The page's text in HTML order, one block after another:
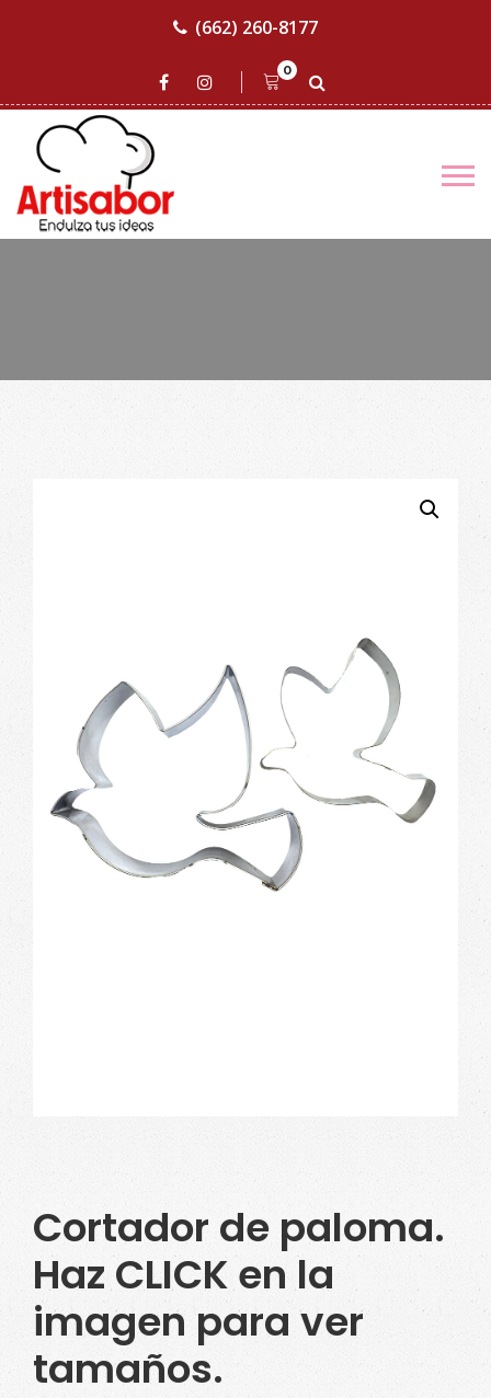
(662) 260-8177
0
Cortador de paloma.
Haz CLICK en la
imagen para ver
tamaños.